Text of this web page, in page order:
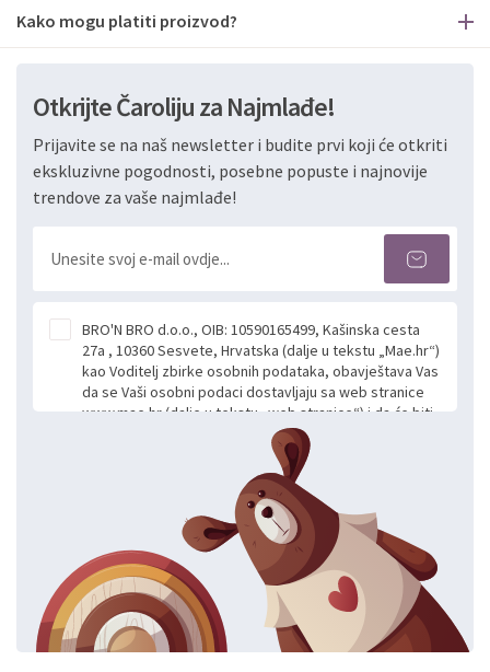
Kako mogu platiti proizvod?
Otkrijte Čaroliju za Najmlađe!
Prijavite se na naš newsletter i budite prvi koji će otkriti
ekskluzivne pogodnosti, posebne popuste i najnovije
trendove za vaše najmlađe!
BRO'N BRO d.o.o., OIB: 10590165499, Kašinska cesta
27a , 10360 Sesvete, Hrvatska (dalje u tekstu „Mae.hr“)
kao Voditelj zbirke osobnih podataka, obavještava Vas
da se Vaši osobni podaci dostavljaju sa web stranice
www.mae.hr (dalje u tekstu „web stranice“) i da će biti
obrađeni. Prihvaćanjem ove Izjave smatra se da
slobodno i izričito dajete privolu za prikupljanje i daljnju
obradu Vaših osobnih podataka koje ustupate Mae.hr
putem ovih web stranica u svrhu odgovora i daljnje
komunikacije na Vaš upit poslan kroz kontakt obrazac.
Radi se o dobrovoljnom davanju podataka te ovu
Izjavu niste dužni prihvatiti odnosno niste dužni unositi
svoje osobne podatke u jednu od prijavnih
formi/obrazaca dostupnih na ovim web stranicama.
BRO'N BRO d.o.o. će s Vašim osobnim podacima
postupati sukladno Općoj uredbi o zaštiti podataka